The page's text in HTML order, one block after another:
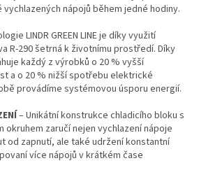
vychlazených nápojů během jedné hodiny.
LINDR GREEN LINE je díky využití
R-290 šetrná k životnímu prostředí. Díky
každý z výrobků o 20 % vyšší
a o 20 % nižší spotřebu elektrické
provádíme systémovou úsporu energií.
– Unikátní konstrukce chladicího bloku s
zaručí nejen vychlazení nápoje
od zapnutí, ale také udržení konstantní
více nápojů v krátkém čase